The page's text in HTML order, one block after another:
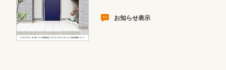
お知らせ表示